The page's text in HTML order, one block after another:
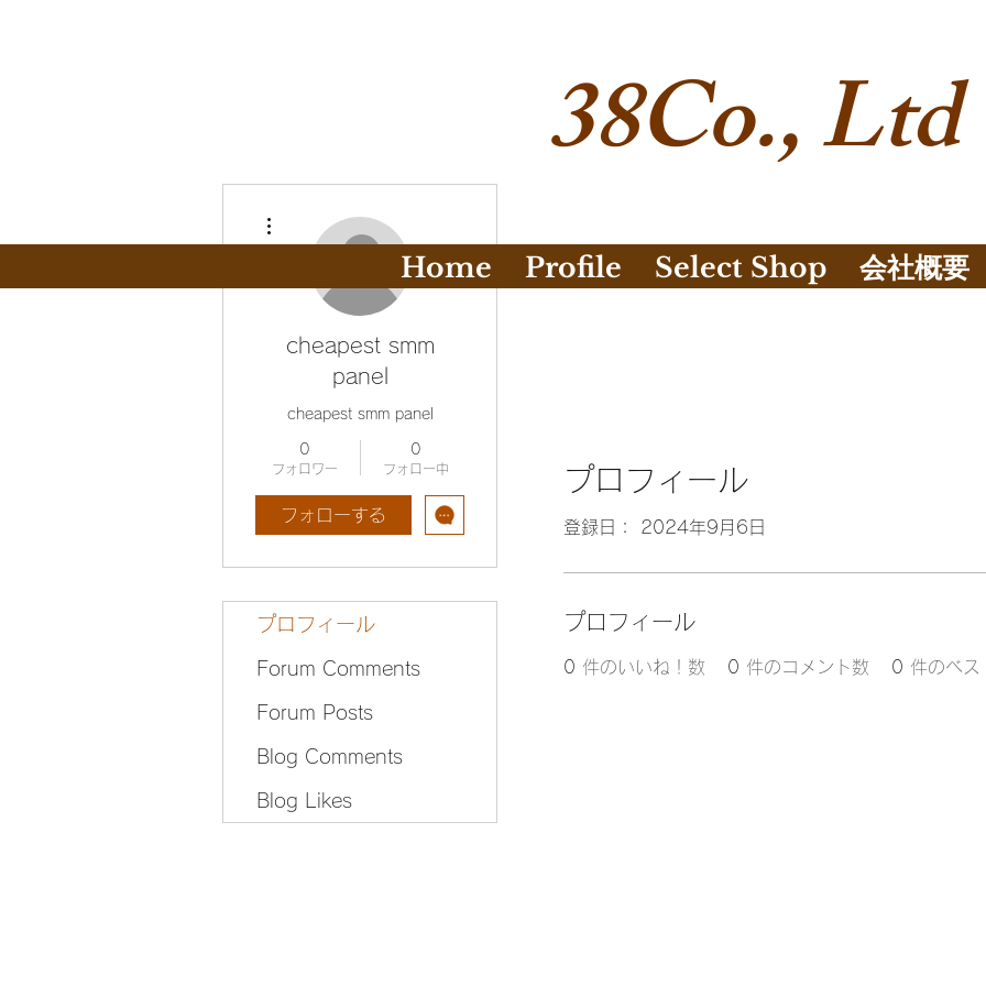
38Co., Ltd
Home Profile Select Shop 会社概要
プロフィール
登録日： 2024年9月6日
プロフィール
0 件のいいね！数 0 件のコメント数 0 件のベス
cheapest smm
panel
cheapest smm panel
0
フォロワー
0
フォロー中
フォローする
プロフィール
Forum Comments
Forum Posts
Blog Comments
Blog Likes